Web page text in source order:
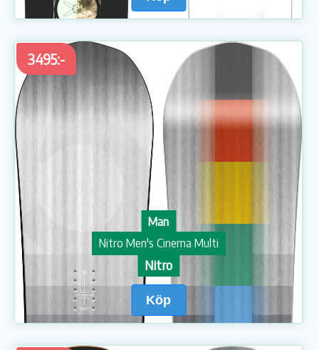
3495:-
Man
Nitro Men's Cinema Multi
Nitro
Köp